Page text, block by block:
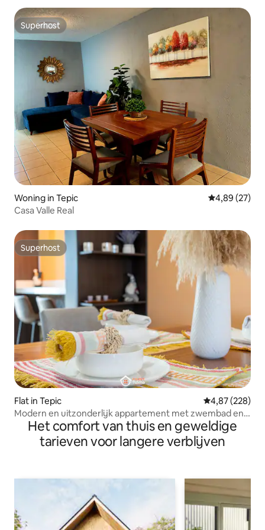
Superhost
Superhost
Woning in Tepic Gemiddelde
4,89 (27)
Casa Valle Real
Superhost
Superhost
Flat in Tepic Gemiddelde
4,87 (228)
Modern en uitzonderlijk appartement met zwembad en
airconditioning Tepic
Het comfort van thuis en geweldige
tarieven voor langere verblijven